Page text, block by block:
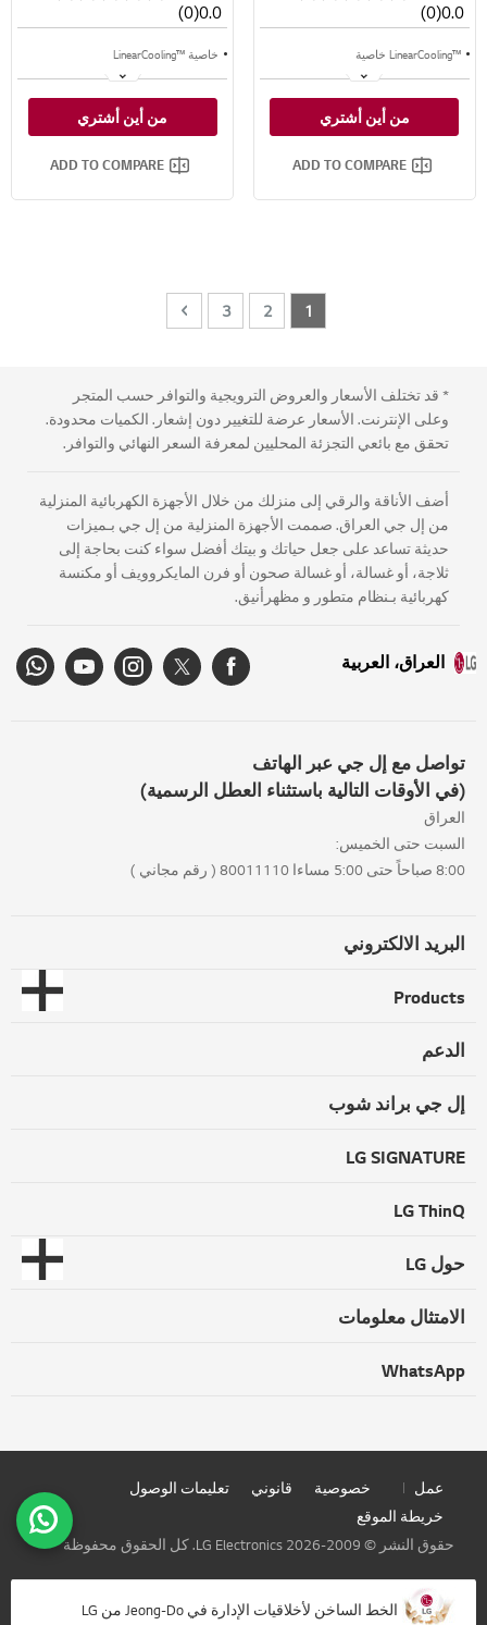
0.0
(0)
™LinearCooling خاصية
تدفق متعدد للهواء
من أين أشتري
ADD TO COMPARE
0.0
(0)
خاصية ™LinearCooling
تدفق متعدد للهواء
من أين أشتري
ADD TO COMPARE
You're currently reading page
1
Page
2
Page
3
Page
Next
* قد تختلف الأسعار والعروض الترويجية والتوافر حسب المتجر
وعلى الإنترنت. الأسعار عرضة للتغيير دون إشعار. الكميات محدودة.
تحقق مع بائعي التجزئة المحليين لمعرفة السعر النهائي والتوافر.
أضف الأناقة والرقي إلى منزلك من خلال الأجهزة الكهربائية المنزلية
من إل جي العراق. صممت الأجهزة المنزلية من إل جي بـميزات
حديثة تساعد على جعل حياتك و بيتك أفضل سواء كنت بحاجة إلى
ثلاجة، أو غسالة، أو غسالة صحون أو فرن المايكروويف أو مكنسة
كهربائية بـنظام متطور و مظهرأنيق.
العراق، العربية
تواصل مع إل جي عبر الهاتف
(في الأوقات التالية باستثناء العطل الرسمية)
العراق
السبت حتى الخميس:
8:00 صباحاً حتى 5:00 مساءا 80011110 ( رقم مجاني )
البريد الالكتروني
Products
الدعم
إل جي براند شوب
LG SIGNATURE
LG ThinQ
حول LG
الامتثال معلومات
WhatsApp
عمل خصوصية قانوني
تعليمات الوصول
خريطة الموقع
حقوق النشر © 2009-2026 LG Electronics. كل الحقوق محفوظة
الخط الساخن لأخلاقيات الإدارة في Jeong-Do من LG